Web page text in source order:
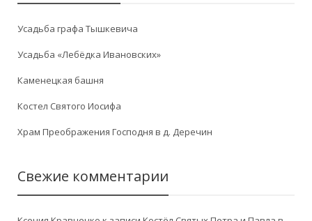
Усадьба графа Тышкевича
Усадьба «Лебёдка Ивановских»
Каменецкая башня
Костел Святого Иосифа
Храм Преображения Господня в д. Деречин
Свежие комментарии